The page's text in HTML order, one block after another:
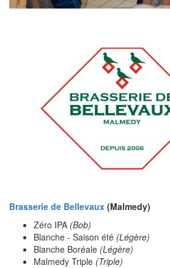
Brasserie de Bellevaux (Malmedy)
Zéro IPA (Bob)
Blanche - Saison été (Légère)
Blanche Boréale (Légère)
Malmedy Triple (Triple)